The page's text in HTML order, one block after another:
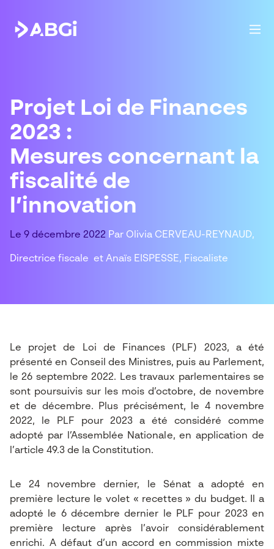
Projet Loi de Finances
2023 :
Mesures concernant la
fiscalité de
l’innovation
Le 9 décembre 2022 Par Olivia CERVEAU-REYNAUD,
Directrice fiscale et Anaïs EISPESSE, Fiscaliste
Le projet de Loi de Finances (PLF) 2023, a été
présenté en Conseil des Ministres, puis au Parlement,
le 26 septembre 2022. Les travaux parlementaires se
sont poursuivis sur les mois d’octobre, de novembre
et de décembre. Plus précisément, le 4 novembre
2022, le PLF pour 2023 a été considéré comme
adopté par l’Assemblée Nationale, en application de
l’article 49.3 de la Constitution.
Le 24 novembre dernier, le Sénat a adopté en
première lecture le volet « recettes » du budget. Il a
adopté le 6 décembre dernier le PLF pour 2023 en
première lecture après l’avoir considérablement
enrichi. A défaut d’un accord en commission mixte